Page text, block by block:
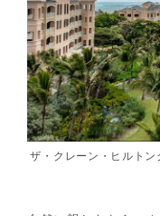
ザ・クレーン・ヒルト